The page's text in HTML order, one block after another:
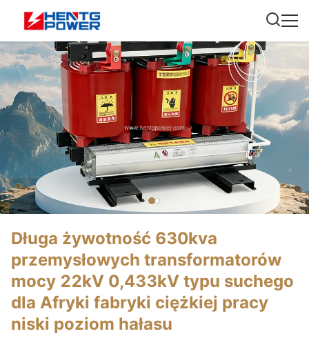
Długa żywotność 630kva
przemysłowych transformatorów
mocy 22kV 0,433kV typu suchego
dla Afryki fabryki ciężkiej pracy
niski poziom hałasu